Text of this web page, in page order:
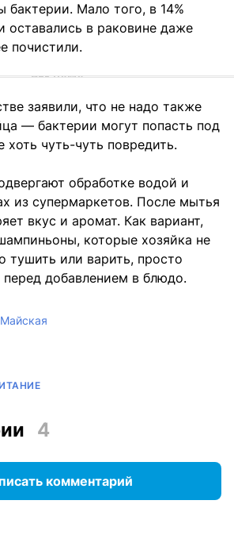
бактерии. Мало того, в 14%
оставались в раковине даже
почистили.
заявили, что не надо также
— бактерии могут попасть под
хоть чуть-чуть повредить.
обработке водой и
из супермаркетов. После мытья
вкус и аромат. Как вариант,
которые хозяйка не
тушить или варить, просто
перед добавлением в блюдо.
4
комментарий